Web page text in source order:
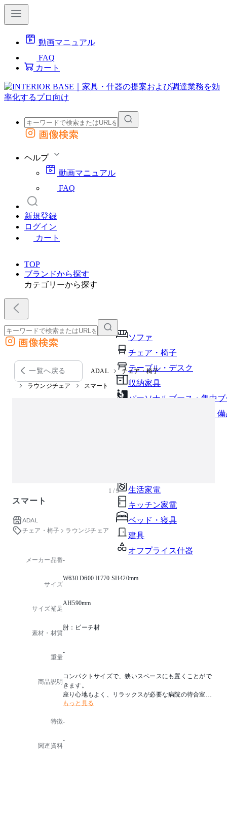
動画マニュアル
FAQ
カート
外部サイトの商品をカートに追加
画像検索
ヘルプ
動画マニュアル
FAQ
新規登録
ログイン
カート
TOP
ブランドから探す
カテゴリーから探す
ソファ
チェア・椅子
テーブル・デスク
収納家具
パーソナルブース・集中
オフィスアクセサリー・
生活家電
キッチン家電
ベッド・寝具
建具
オフプライス什器
外部サイトの商品をカートに追加
他のサイトで見つけた商品ページのURLを貼り付けて、カートに追加できます
画像検索
一覧へ戻る ADAL チェア・椅子
ラウンジチェア スマート
1 / 9
スマート
ADAL
チェア・椅子
ラウンジチェア
メーカー品番-
サイズ
W630 D600 H770 SH420mm
サイズ補足
AH590mm
素材・材質
肘：ビーチ材
重量
-
商品説明
コンパクトサイズで、狭いスペースにも置くことがで
きます。
座り心地もよく、リラックスが必要な病院の待合室な
どにも人気の商品です。
もっと見る
特徴-
関連資料
-